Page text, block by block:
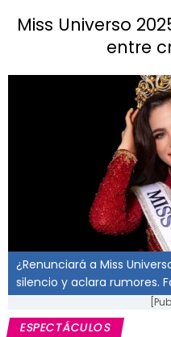
Miss Universo
entre
¿Renunciará a Miss
silencio y aclara rumores.
ESPECTÁCULOS